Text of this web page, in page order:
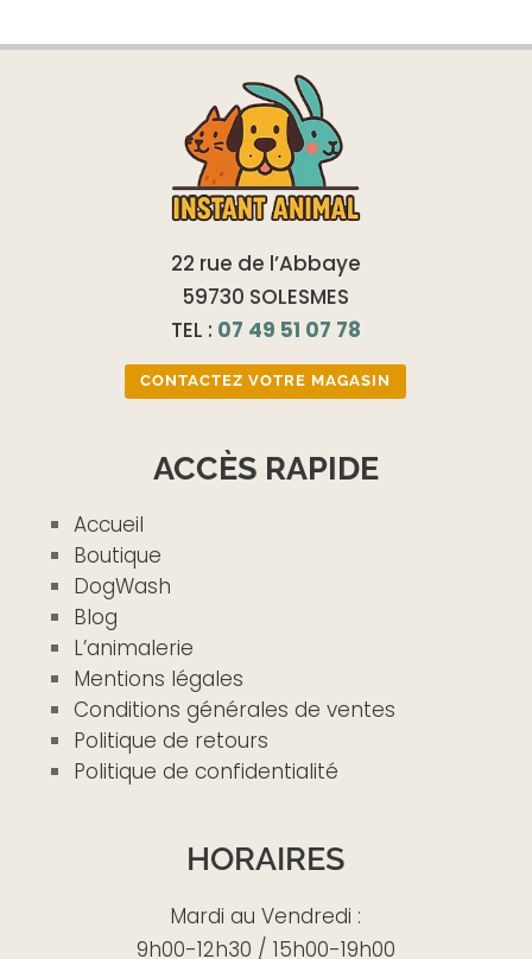
22 rue de l’Abbaye
59730 SOLESMES
TEL : 07 49 51 07 78
CONTACTEZ VOTRE MAGASIN
ACCÈS RAPIDE
Accueil
Boutique
DogWash
Blog
L’animalerie
Mentions légales
Conditions générales de ventes
Politique de retours
Politique de confidentialité
HORAIRES
Mardi au Vendredi :
9h00-12h30 / 15h00-19h00